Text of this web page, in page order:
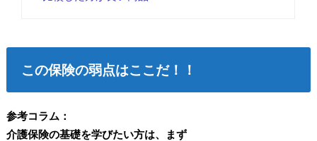
この保険の弱点はここだ！！
参考コラム：
介護保険の基礎を学びたい方は、まず